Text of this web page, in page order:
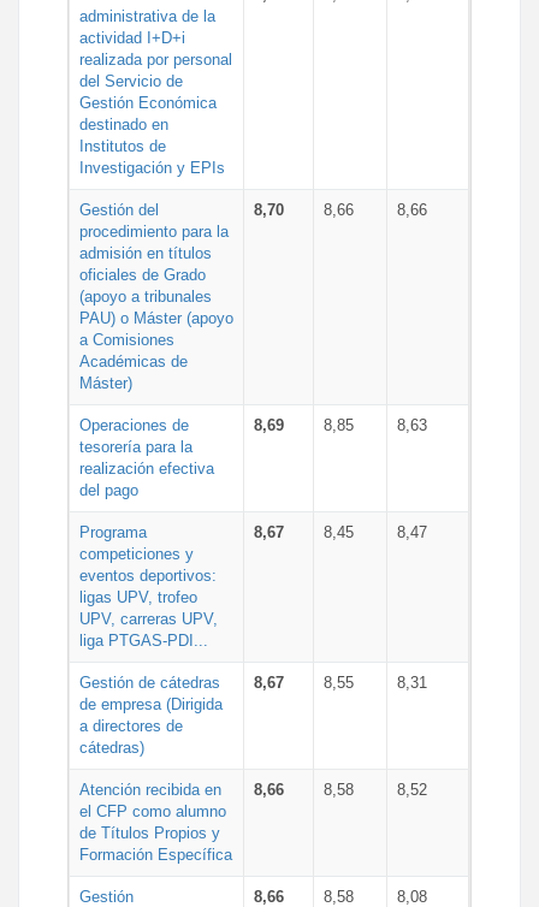
administrativa de la
actividad I+D+i
realizada por personal
del Servicio de
Gestión Económica
destinado en
Institutos de
Investigación y EPIs
Gestión del
procedimiento para la
admisión en títulos
oficiales de Grado
(apoyo a tribunales
PAU) o Máster (apoyo
a Comisiones
Académicas de
Máster)
8,70 8,66 8,66
Operaciones de
tesorería para la
realización efectiva
del pago
8,69 8,85 8,63
Programa
competiciones y
eventos deportivos:
ligas UPV, trofeo
UPV, carreras UPV,
liga PTGAS-PDI...
8,67 8,45 8,47
Gestión de cátedras
de empresa (Dirigida
a directores de
cátedras)
8,67 8,55 8,31
Atención recibida en
el CFP como alumno
de Títulos Propios y
Formación Específica
8,66 8,58 8,52
Gestión
8,66 8,58 8,08